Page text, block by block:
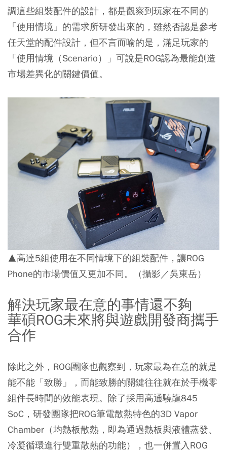
調這些組裝配件的設計，都是觀察到玩家在不同的
「使用情境」的需求所研發出來的，雖然否認是參考
任天堂的配件設計，但不言而喻的是，滿足玩家的
「使用情境（Scenario）」可說是ROG認為最能創造
市場差異化的關鍵價值。
▲高達5組使用在不同情境下的組裝配件，讓ROG
Phone的市場價值又更加不同。（攝影／吳東岳）
解決玩家最在意的事情還不夠
華碩ROG未來將與遊戲開發商攜手
合作
除此之外，ROG團隊也觀察到，玩家最為在意的就是
能不能「致勝」，而能致勝的關鍵往往就在於手機零
組件長時間的效能表現。除了採用高通驍龍845
SoC，研發團隊把ROG筆電散熱特色的3D Vapor
Chamber（均熱板散熱，即為通過熱板與液體蒸發、
冷凝循環進行雙重散熱的功能），也一併置入ROG